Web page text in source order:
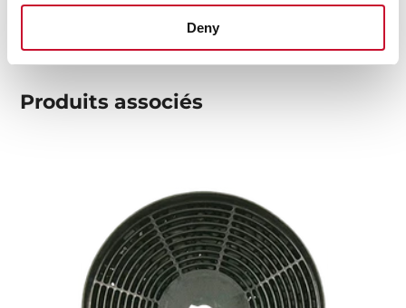
Deny
Produits associés